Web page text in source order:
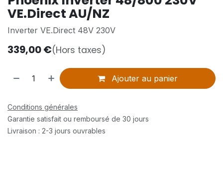
VE.Direct AU/NZ
Inverter VE.Direct 48V 230V
339,00€(Hors taxes)
Ajouter au panier
Conditions générales
Garantie satisfait ou remboursé de 30 jours
Livraison : 2-3 jours ouvrables